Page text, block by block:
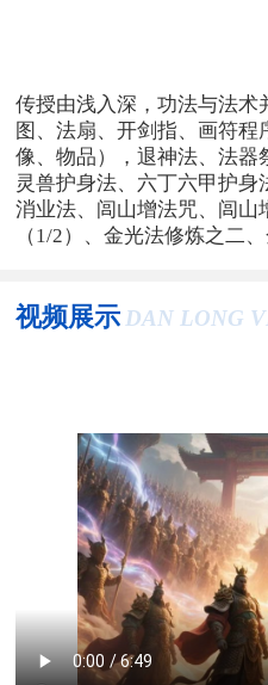
传授由浅入深，功法与法术
图、法扇、开剑指、画符
像、物品），退神法、法器
灵兽护身法、六丁六甲护
消业法、闾山增法咒、闾
（1/2）、金光法修炼之二
视频展示 DAN LONG